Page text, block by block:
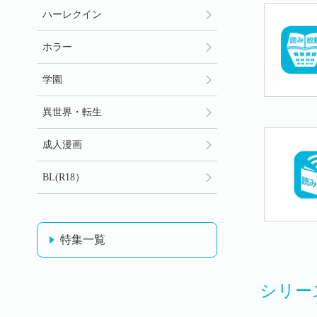
シリー
ハーレクイン
ホラー
学園
異世界・転生
成人漫画
BL(R18）
特集一覧